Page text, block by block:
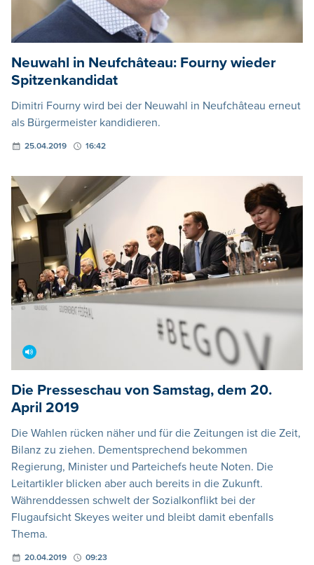
Neuwahl in Neufchâteau: Fourny wieder
Spitzenkandidat
Dimitri Fourny wird bei der Neuwahl in Neufchâteau erneut
als Bürgermeister kandidieren.
25.04.2019 16:42
Die Presseschau von Samstag, dem 20.
April 2019
Die Wahlen rücken näher und für die Zeitungen ist die Zeit,
Bilanz zu ziehen. Dementsprechend bekommen
Regierung, Minister und Parteichefs heute Noten. Die
Leitartikler blicken aber auch bereits in die Zukunft.
Währenddessen schwelt der Sozialkonflikt bei der
Flugaufsicht Skeyes weiter und bleibt damit ebenfalls
Thema.
20.04.2019 09:23